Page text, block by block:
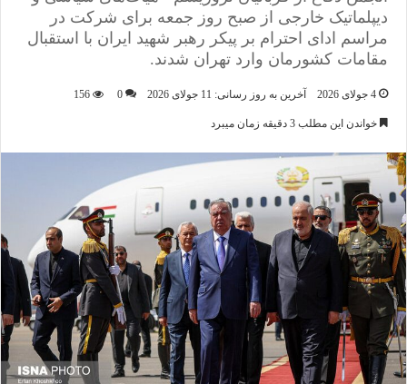
دیپلماتیک خارجی از صبح روز جمعه برای شرکت در
مراسم ادای احترام بر پیکر رهبر شهید ایران با استقبال
مقامات کشورمان وارد تهران شدند.
4 جولای 2026 آخرین به روز رسانی: 11 جولای 2026 0
156
خواندن این مطلب 3 دقیقه زمان میبرد